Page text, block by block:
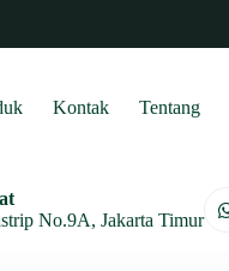
Kontak Tentang
No.9A, Jakarta Timur